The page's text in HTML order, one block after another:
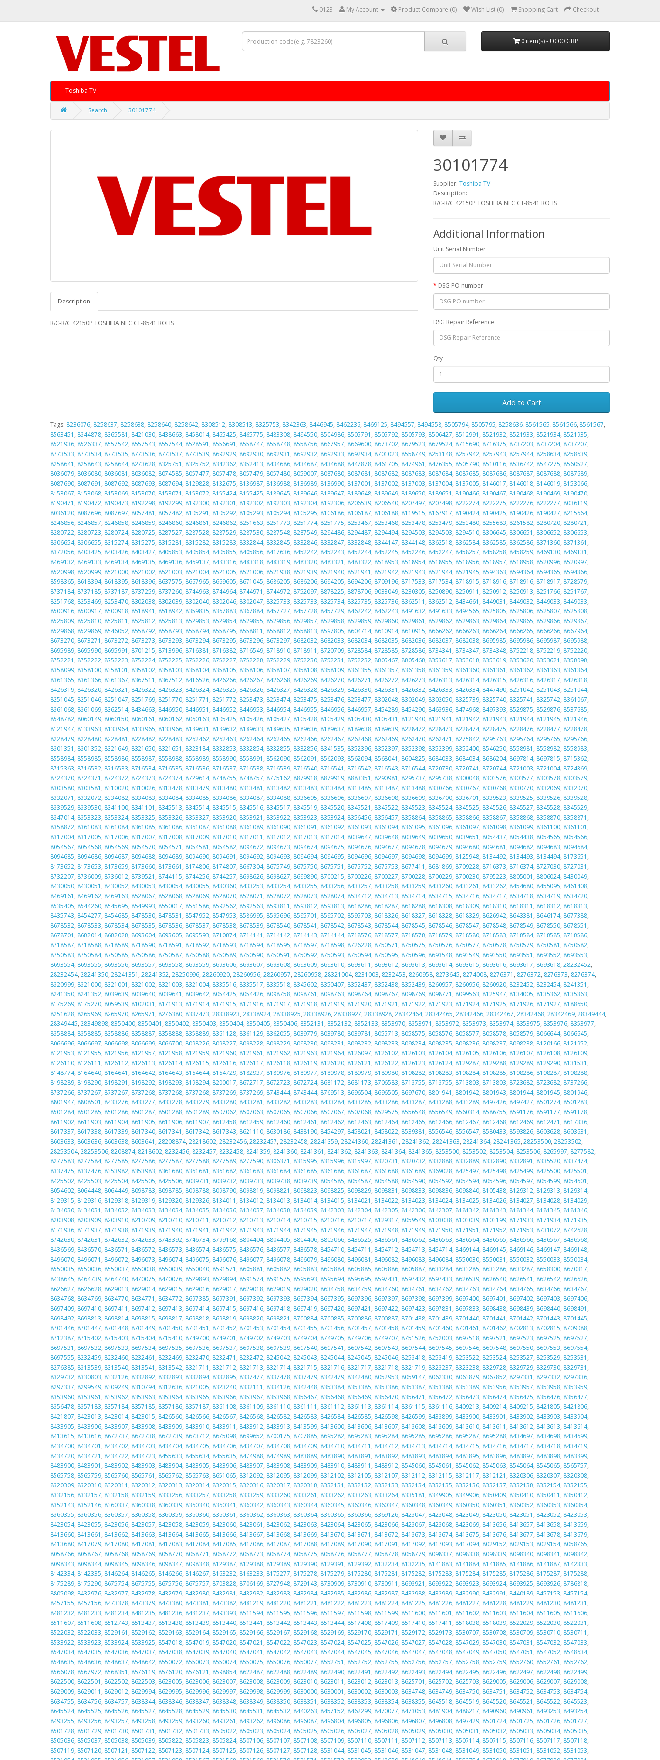
0123 My Account Product Compare (0) Wish List (0) Shopping Cart Checkout
0 item(s) - £0.00 GBP
Toshiba TV
Search 30101774
Description
R/C-R/C 42150P TOSHIBA NEC CT-8541 ROHS
30101774
Supplier: Toshiba TV
Description:
R/C-R/C 42150P TOSHIBA NEC CT-8541 ROHS
Additional Information
Unit Serial Number
DSG PO number
DSG Repair Reference
Qty
Add to Cart
Tags: 8236076, 8258637, 8258638, 8258640, 8258642, 8308512, 8308513, 8325753, 8342363, 8446945, 8462236, 8469125, 8494557, 8494558, 8505794, 8505795, 8258636, 8561565, 8561566, 8561567,
8563451 , 8344878, 8365581 , 8421030, 8438663, 8458014, 8465425, 8465775, 8483308, 8494550, 8504986, 8505791 , 8505792, 8505793, 8506427, 8512991 , 8521932, 8521933, 8521934, 8521935,
8521936, 8526337, 8557542, 8557543, 8557544, 8528591 , 8556691 , 8558747, 8558748, 8558756, 8667957, 8669600, 8673702, 8679523, 8679524, 8715690, 8716375, 8737203, 8737204, 8737207,
8773533, 8773534, 8773535, 8773536, 8773537, 8773539, 8692929, 8692930, 8692931 , 8692932, 8692933, 8692934, 8701023, 8558749, 8253148, 8257942, 8257943, 8257944, 8258634, 8258639,
8258641 , 8258643, 8258644, 8273628, 8325751 , 8325752, 8342362, 8352413, 8434686, 8434687, 8434688, 8447878, 8461705, 8474961 , 8476355, 8505790, 8510116, 8536742, 8547275, 8560527,
8036079, 8036080, 8036081 , 8036082, 8074585, 8057477, 8057478, 8057479, 8057480, 8059007, 8087680, 8087681 , 8087682, 8087683, 8087684, 8087685, 8087686, 8087687, 8087688, 8087689,
8087690, 8087691 , 8087692, 8087693, 8087694, 8129828, 8132675, 8136987, 8136988, 8136989, 8136990, 8137001 , 8137002, 8137003, 8137004, 8137005, 8146017, 8146018, 8146019, 8153066,
8153067, 8153068, 8153069, 8153070, 8153071 , 8153072, 8155424, 8155425, 8189645, 8189646, 8189647, 8189648, 8189649, 8189650, 8189651 , 8190466, 8190467, 8190468, 8190469, 8190470,
8190471 , 8190472, 8190473, 8192298, 8192299, 8192300, 8192301 , 8192302, 8192303, 8192304, 8192306, 8206539, 8206540, 8207497, 8207498, 8222274, 8222275, 8222276, 8222277, 8036119,
8036120, 8087696, 8087697, 8057481 , 8057482, 8105291 , 8105292, 8105293, 8105294, 8105295, 8106186, 8106187, 8106188, 8119515, 8167917, 8190424, 8190425, 8190426, 8190427, 8215664,
8246856, 8246857, 8246858, 8246859, 8246860, 8246861 , 8246862, 8251663, 8251773, 8251774, 8251775, 8253467, 8253468, 8253478, 8253479, 8253480, 8255683, 8261582, 8280720, 8280721 ,
8280722, 8280723, 8280724, 8280725, 8287527, 8287528, 8287529, 8287530, 8287548, 8287549, 8294486, 8294487, 8294494, 8294503, 8294503, 8294510, 8306645, 8306651 , 8306652, 8306653,
8306654, 8306655, 8315274, 8315275, 8315281 , 8315282, 8315283, 8332844, 8332845, 8332846, 8332847, 8332848, 8344147, 8344148, 8362518, 8362584, 8362585, 8362586, 8371360, 8371361 ,
8372056, 8403425, 8403426, 8403427, 8405853, 8405854, 8405855, 8405856, 8417636, 8452242, 8452243, 8452244, 8452245, 8452246, 8452247, 8458257, 8458258, 8458259, 8469130, 8469131 ,
8469132, 8469133, 8469134, 8469135, 8469136, 8469137, 8483316, 8483318, 8483319, 8483320, 8483321 , 8483322, 8518953, 8518954, 8518955, 8518956, 8518957, 8518958, 8520996, 8520997,
8520998, 8520999, 8521000, 8521002, 8521003, 8521004, 8521005, 8521006, 8521938, 8521939, 8521940, 8521941 , 8521942, 8521943, 8521944, 8521945, 8594363, 8594364, 8594365, 8594366,
8598365, 8618394, 8618395, 8618396, 8637575, 8667965, 8669605, 8671045, 8686205, 8686206, 8694205, 8694206, 8709196, 8717533, 8717534, 8718915, 8718916, 8718916, 8718917, 8728579,
8737184, 8737185, 8737187, 8737259, 8737260, 8744963, 8744964, 8744971 , 8744972, 8752097, 8878225, 8878706, 9033049, 8230305, 8250890, 8250911 , 8250912, 8250913, 8251766, 8251767,
8251768, 8253469, 8253470, 8302038, 8302039, 8302040, 8302046, 8302047, 8325733, 8325733, 8325734, 8325735, 8325736, 8362511 , 8362512, 8434661 , 8449031 , 8449032, 8449033, 8449033,
8500916, 8500917, 8500918, 8518941 , 8518942, 8359835, 8367883, 8367884, 8457727, 8457728, 8457729, 8462242, 8462243, 8491632, 8491633, 8494565, 8525805, 8525806, 8525807, 8525808,
8525809, 8525810, 8525811 , 8525812, 8525813, 8529853, 8529854, 8529855, 8529856, 8529857, 8529858, 8529859, 8529860, 8529861 , 8529862, 8529863, 8529864, 8529865, 8529866, 8529867,
8529868, 8529869, 8546052, 8558792, 8558793, 8558794, 8558795, 8558811 , 8558812, 8558813, 8597805, 8604714, 8610914, 8610915, 8666262, 8666263, 8666264, 8666265, 8666266, 8667964,
8673270, 8673271 , 8673272, 8673273, 8673293, 8673294, 8673295, 8673296, 8673297, 8682032, 8682033, 8682034, 8682035, 8682036, 8682037, 8682038, 8695985, 8695986, 8695987, 8695988,
8695989, 8695990, 8695991 , 8701215, 8713996, 8716381 , 8716382, 8716549, 8718910, 8718911 , 8720709, 8728584, 8728585, 8728586, 8734341 , 8734347, 8734348, 8752218, 8752219, 8752220,
8752221 , 8752222, 8752223, 8752224, 8752225, 8752226, 8752227, 8752228, 8752229, 8752230, 8752231 , 8752232, 8805467, 8805468, 8353617, 8353618, 8353619, 8353620, 8353621 , 8358098,
8358099, 8358100, 8358101 , 8358102, 8358103, 8358104, 8358105, 8358106, 8358107, 8358108, 8358109, 8361355, 8361357, 8361358, 8361359, 8361360, 8361361 , 8361362, 8361363, 8361364,
8361365, 8361366, 8361367, 8367511 , 8367512, 8416526, 8426266, 8426267, 8426268, 8426269, 8426270, 8426271 , 8426272, 8426273, 8426313, 8426314, 8426315, 8426316, 8426317, 8426318,
8426319, 8426320, 8426321 , 8426322, 8426323, 8426324, 8426325, 8426326, 8426327, 8426328, 8426329, 8426330, 8426331 , 8426332, 8426333, 8426334, 8447490, 8251042, 8251043, 8251044,
8251045, 8251046, 8251047, 8251769, 8251770, 8251771 , 8251772, 8253473, 8253474, 8253475, 8253476, 8253477, 8302048, 8302049, 8302050, 8325739, 8325740, 8325741 , 8325742, 8361067,
8361068, 8361069, 8362514, 8434663, 8446950, 8446951 , 8446952, 8446953, 8446954, 8446955, 8446956, 8446957, 8454289, 8454290, 8463936, 8474968, 8497393, 8529875, 8529876, 8537685,
8548782, 8060149, 8060150, 8060161 , 8060162, 8060163, 8105425, 8105426, 8105427, 8105428, 8105429, 8105430, 8105431 , 8121940, 8121941 , 8121942, 8121943, 8121944, 8121945, 8121946,
8121947, 8133963, 8133964, 8133965, 8133966, 8189631 , 8189632, 8189633, 8189635, 8189636, 8189637, 8189638, 8189639, 8228472, 8228473, 8228474, 8228475, 8228476, 8228477, 8228478,
8228479, 8228480, 8228481 , 8228482, 8228483, 8262462, 8262463, 8262464, 8262465, 8262466, 8262467, 8262468, 8262469, 8262470, 8262471 , 8275842, 8295763, 8295764, 8295765, 8295766,
8301351 , 8301352, 8321649, 8321650, 8321651 , 8323184, 8332853, 8332854, 8332855, 8332856, 8341535, 8352396, 8352397, 8352398, 8352399, 8352400, 8546250, 8558981 , 8558982, 8558983,
8558984, 8558985, 8558986, 8558987, 8558988, 8558989, 8558990, 8558991 , 8562090, 8562091 , 8562093, 8562094, 8568041 , 8604825, 8684033, 8684034, 8686204, 8697814, 8697815, 8715362,
8715363, 8716532, 8716533, 8716534, 8716535, 8716536, 8716537, 8716538, 8716539, 8716540, 8716541 , 8716542, 8716543, 8716544, 8720730, 8720741 , 8720744, 8721003, 8721004, 8724369,
8724370, 8724371 , 8724372, 8724373, 8724374, 8729614, 8748755, 8748757, 8775162, 8879918, 8879919, 8883351 , 8290981 , 8295737, 8295738, 8300048, 8303576, 8303577, 8303578, 8303579,
8303580, 8303581 , 8310020, 8310026, 8313478, 8313479, 8313480, 8313481 , 8313482, 8313483, 8313484, 8313485, 8313487, 8313488, 8330766, 8330767, 8330768, 8330770, 8332069, 8332070,
8332071 , 8332072, 8334082, 8334083, 8334084, 8334085, 8334086, 8334087, 8334088, 8336695, 8336696, 8336697, 8336698, 8336699, 8336700, 8336701 , 8339523, 8339525, 8339526, 8339528,
8339529, 8339530, 8341100, 8341101 , 8345513, 8345514, 8345515, 8345516, 8345517, 8345519, 8345520, 8345521 , 8345522, 8345523, 8345524, 8345525, 8345526, 8345527, 8345528, 8345529,
8347014, 8353323, 8353324, 8353325, 8353326, 8353327, 8353920, 8353921 , 8353922, 8353923, 8353924, 8356456, 8356457, 8358864, 8358865, 8358866, 8358867, 8358868, 8358870, 8358871 ,
8358872, 8361083, 8361084, 8361085, 8361086, 8361087, 8361088, 8361089, 8361090, 8361091 , 8361092, 8361093, 8361094, 8361095, 8361096, 8361097, 8361098, 8361099, 8361100, 8361101 ,
8317004, 8317005, 8317006, 8317007, 8317008, 8317009, 8317010, 8317011 , 8317012, 8317013, 8317014, 8039647, 8039648, 8039649, 8039650, 8039651 , 8054437, 8054438, 8054565, 8054566,
8054567, 8054568, 8054569, 8054570, 8054571 , 8054581 , 8054582, 8094672, 8094673, 8094674, 8094675, 8094676, 8094677, 8094678, 8094679, 8094680, 8094681 , 8094682, 8094683, 8094684,
8094685, 8094686, 8094687, 8094688, 8094689, 8094690, 8094691 , 8094692, 8094693, 8094694, 8094695, 8094696, 8094697, 8094698, 8094699, 8125948, 8134492, 8134493, 8134494, 8173651 ,
8173652, 8173653, 8173659, 8173660, 8173661 , 8174806, 8174807, 8667304, 8675749, 8675750, 8675751 , 8675752, 8675753, 8677411 , 8681869, 8709228, 8716373, 8716374, 8727030, 8727031 ,
8732207, 8736009, 8736012, 8739521 , 8744115, 8744256, 8744257, 8698626, 8698627, 8699890, 8700215, 8700226, 8700227, 8700228, 8700229, 8700230, 8795223, 8805001 , 8806024, 8430049,
8430050, 8430051 , 8430052, 8430053, 8430054, 8430055, 8430360, 8433253, 8433254, 8433255, 8433256, 8433257, 8433258, 8433259, 8433260, 8433261 , 8433262, 8454680, 8455095, 8461408,
8469161 , 8469162, 8469163, 8528067, 8528068, 8528069, 8528070, 8528071 , 8528072, 8528073, 8528074, 8534712, 8534713, 8534714, 8534715, 8534716, 8534717, 8534718, 8534719, 8534720,
8535405, 8544260, 8545695, 8549993, 8550017, 8561586, 8592562, 8592563, 8593811 , 8593812, 8593813, 8618286, 8618287, 8618288, 8618308, 8618309, 8618310, 8618311 , 8618312, 8618313,
8435743, 8454277, 8454685, 8478530, 8478531 , 8547952, 8547953, 8586995, 8595696, 8595701 , 8595702, 8595703, 8618326, 8618327, 8618328, 8618329, 8626942, 8643381 , 8646174, 8677388,
8678532, 8678533, 8678534, 8678535, 8678536, 8678537, 8678538, 8678539, 8678540, 8678541 , 8678542, 8678543, 8678544, 8678545, 8678546, 8678547, 8678548, 8678549, 8678550, 8678551 ,
8678701 , 8682014, 8682028, 8693604, 8693605, 8695593, 8710874, 8714141 , 8714142, 8714143, 8714144, 8718576, 8718577, 8718578, 8718579, 8718580, 8718583, 8718584, 8718585, 8718586,
8718587, 8718588, 8718589, 8718590, 8718591 , 8718592, 8718593, 8718594, 8718595, 8718597, 8718598, 8726228, 8750571 , 8750575, 8750576, 8750577, 8750578, 8750579, 8750581 , 8750582,
8750583, 8750584, 8750585, 8750586, 8750587, 8750588, 8750589, 8750590, 8750591 , 8750592, 8750593, 8750594, 8750595, 8750596, 8693548, 8693549, 8693550, 8693551 , 8693552, 8693553,
8693554, 8693555, 8693556, 8693557, 8693558, 8693559, 8693606, 8693607, 8693608, 8693609, 8693610, 8693611 , 8693612, 8693613, 8693614, 8693615, 8693616, 8693617, 8693618, 28232452,
28232454, 28241350, 28241351 , 28241352, 28250996, 28260920, 28260956, 28260957, 28260958, 28321004, 8231003, 8232453, 8260958, 8273645, 8274008, 8276371 , 8276372, 8276373, 8276374,
8320999, 8321000, 8321001 , 8321002, 8321003, 8321004, 8335516, 8335517, 8335518, 8345602, 8350407, 8352437, 8352438, 8352439, 8260957, 8260956, 8260920, 8232452, 8232454, 8241351 ,
8241350, 8241352, 8039639, 8039640, 8039641 , 8039642, 8054425, 8054426, 8098758, 8098761 , 8098763, 8098764, 8098767, 8098769, 8098771 , 8099563, 8125947, 8134005, 8135362, 8135363,
8175269, 8175270, 8059539, 8102031 , 8171913, 8171914, 8171915, 8171916, 8171917, 8171918, 8171919, 8171920, 8171921 , 8171922, 8171923, 8171924, 8171925, 8171926, 8171927, 8188650,
8251628, 8265969, 8265970, 8265971 , 8276380, 8337473, 28338923, 28338924, 28338925, 28338926, 28338927, 28338928, 28342464, 28342465, 28342466, 28342467, 28342468, 28342469, 28349444,
28349445, 28349898, 8350400, 8350401 , 8350402, 8350403, 8350404, 8350405, 8350406, 8352131 , 8352132, 8352133, 8353970, 8353971 , 8353972, 8353973, 8353974, 8353975, 8353976, 8353977,
8358884, 8358885, 8358886, 8358887, 8358888, 8358889, 8361128, 8361129, 8362055, 8039779, 8039780, 8039781 , 8055713, 8058575, 8058576, 8058577, 8058578, 8058579, 8066644, 8066645,
8066696, 8066697, 8066698, 8066699, 8066700, 8098226, 8098227, 8098228, 8098229, 8098230, 8098231 , 8098232, 8098233, 8098234, 8098235, 8098236, 8098237, 8098238, 8120166, 8121952,
8121953, 8121955, 8121956, 8121957, 8121958, 8121959, 8121960, 8121961 , 8121962, 8121963, 8121964, 8126097, 8126102, 8126103, 8126104, 8126105, 8126106, 8126107, 8126108, 8126109,
8126110, 8126111 , 8126112, 8126113, 8126114, 8126115, 8126116, 8126117, 8126118, 8126119, 8126120, 8126121 , 8126122, 8126123, 8126124, 8129287, 8129288, 8129289, 8129290, 8131531 ,
8148774, 8164640, 8164641 , 8164642, 8164643, 8164644, 8164729, 8182937, 8189976, 8189977, 8189978, 8189979, 8189980, 8198282, 8198283, 8198284, 8198285, 8198286, 8198287, 8198288,
8198289, 8198290, 8198291 , 8198292, 8198293, 8198294, 8200017, 8672717, 8672723, 8672724, 8681172, 8681173, 8706583, 8713755, 8713755, 8713803, 8713803, 8723682, 8723682, 8737266,
8737266, 8737267, 8737267, 8737268, 8737268, 8737268, 8737269, 8737269, 8743444, 8743444, 8769513, 8696504, 8696505, 8697670, 8801941 , 8801942, 8801943, 8801944, 8801945, 8801946,
8801947, 8808501 , 8433276, 8433277, 8433278, 8433279, 8433280, 8433281 , 8433282, 8433283, 8433284, 8433285, 8433286, 8433287, 8433288, 8433289, 8497426, 8497427, 8501274, 8501283,
8501284, 8501285, 8501286, 8501287, 8501288, 8501289, 8507062, 8507063, 8507065, 8507066, 8507067, 8507068, 8529575, 8556548, 8556549, 8560314, 8586755, 8591176, 8591177, 8591178,
8611902, 8611903, 8611904, 8611905, 8611906, 8611907, 8612458, 8612459, 8612460, 8612461 , 8612462, 8612463, 8612464, 8612465, 8612466, 8612467, 8612468, 8612469, 8612471 , 8617336,
8617337, 8617338, 8617339, 8617340, 8617341 , 8617342, 8617343, 8621110, 8630186, 8438190, 8454297, 8458021 , 8458022, 8539381 , 8556546, 8556547, 8580433, 8593826, 8603628, 8603631 ,
8603633, 8603636, 8603638, 8603641 , 28208874, 28218602, 28232456, 28232457, 28232458, 28241359, 28241360, 28241361 , 28241362, 28241363, 28241364, 28241365, 28253500, 28253502,
28253504, 28253506, 8208874, 8218602, 8232456, 8232457, 8232458, 8241359, 8241360, 8241361 , 8241362, 8241363, 8241364, 8241365, 8253500, 8253502, 8253504, 8253506, 8265997, 8277582,
8277583, 8277584, 8277585, 8277586, 8277587, 8277588, 8277589, 8277590, 8306371 , 8315995, 8315996, 8315997, 8320731 , 8320732, 8332888, 8332889, 8332890, 8332891 , 8335520, 8337474,
8337475, 8337476, 8353982, 8353983, 8361680, 8361681 , 8361682, 8361683, 8361684, 8361685, 8361686, 8361687, 8361688, 8361689, 8369028, 8425497, 8425498, 8425499, 8425500, 8425501 ,
8425502, 8425503, 8425504, 8425505, 8425506, 8039731 , 8039732, 8039733, 8039738, 8039739, 8054585, 8054587, 8054588, 8054590, 8054592, 8054594, 8054596, 8054597, 8054599, 8054601 ,
8054602, 8064448, 8064449, 8098783, 8098785, 8098788, 8098790, 8098819, 8098821 , 8098823, 8098825, 8098829, 8098831 , 8098833, 8098836, 8098840, 8105438, 8129312, 8129313, 8129314,
8129315, 8129316, 8129318, 8129319, 8129320, 8129326, 8134011 , 8134012, 8134013, 8134014, 8134015, 8134021 , 8134022, 8134023, 8134024, 8134025, 8134026, 8134027, 8134028, 8134029,
8134030, 8134031 , 8134032, 8134033, 8134034, 8134035, 8134036, 8134037, 8134038, 8134039, 8142303, 8142304, 8142305, 8142306, 8142307, 8181342, 8181343, 8181344, 8181345, 8181346,
8203908, 8203909, 8203910, 8210709, 8210710, 8210711 , 8210712, 8210713, 8210714, 8210715, 8210716, 8210717, 8129317, 8059549, 8103038, 8103039, 8103199, 8171933, 8171934, 8171935,
8171936, 8171937, 8171938, 8171939, 8171940, 8171941 , 8171942, 8171943, 8171944, 8171945, 8171946, 8171947, 8171948, 8171949, 8171950, 8171951 , 8171952, 8171953, 8731072, 8742628,
8742630, 8742631 , 8742632, 8742633, 8743392, 8746734, 8799168, 8804404, 8804405, 8804406, 8805066, 8436525, 8436561 , 8436562, 8436563, 8436564, 8436565, 8436566, 8436567, 8436568,
8436569, 8436570, 8436571 , 8436572, 8436573, 8436574, 8436575, 8436576, 8436577, 8436578, 8454710, 8454711 , 8454712, 8454713, 8454714, 8469144, 8469145, 8469146, 8469147, 8469148,
8496070, 8496071 , 8496072, 8496073, 8496074, 8496075, 8496076, 8496077, 8496078, 8496079, 8496080, 8496081 , 8496082, 8496083, 8496084, 8550030, 8550031 , 8550032, 8550033, 8550034,
8550035, 8550036, 8550037, 8550038, 8550039, 8550040, 8591571 , 8605881 , 8605882, 8605883, 8605884, 8605885, 8605886, 8605887, 8633284, 8633285, 8633286, 8633287, 8658300, 8670317,
8438645, 8464739, 8464740, 8470075, 8470076, 8529893, 8529894, 8591574, 8591575, 8595693, 8595694, 8595695, 8597431 , 8597432, 8597433, 8626539, 8626540, 8626541 , 8626542, 8626626,
8626627, 8626628, 8629013, 8629014, 8629015, 8629016, 8629017, 8629018, 8629019, 8629020, 8634758, 8634759, 8634760, 8634761 , 8634762, 8634763, 8634764, 8634765, 8634766, 8634767,
8634768, 8634769, 8634770, 8634771 , 8634772, 8697385, 8697391 , 8697392, 8697393, 8697394, 8697395, 8697396, 8697397, 8697398, 8697399, 8697400, 8697401 , 8697402, 8697403, 8697406,
8697409, 8697410, 8697411 , 8697412, 8697413, 8697414, 8697415, 8697416, 8697418, 8697419, 8697420, 8697421 , 8697422, 8697423, 8697831 , 8697833, 8698438, 8698439, 8698440, 8698491 ,
8698492, 8698813, 8698814, 8698815, 8698817, 8698818, 8698819, 8698820, 8698821 , 8700884, 8700885, 8700886, 8700887, 8701438, 8701439, 8701440, 8701441 , 8701442, 8701443, 8701445,
8701446, 8701447, 8701448, 8701449, 8701450, 8701451 , 8701452, 8701453, 8701454, 8701455, 8701456, 8701457, 8701458, 8701459, 8701460, 8701461 , 8701462, 8702813, 8702815, 8709088,
8712387, 8715402, 8715403, 8715404, 8715410, 8749700, 8749701 , 8749702, 8749703, 8749704, 8749705, 8749706, 8749707, 8751526, 8752003, 8697518, 8697521 , 8697523, 8697525, 8697527,
8697531 , 8697532, 8697533, 8697534, 8697535, 8697536, 8697537, 8697538, 8697539, 8697540, 8697541 , 8697542, 8697543, 8697544, 8697545, 8697546, 8697548, 8697550, 8697553, 8697554,
8697555, 8232459, 8232460, 8232461 , 8232469, 8232470, 8232471 , 8232472, 8245042, 8245043, 8245044, 8245045, 8245046, 8253418, 8253419, 8253522, 8253524, 8253527, 8253529, 8253531 ,
8276385, 8313539, 8313540, 8313541 , 8313542, 8321711 , 8321712, 8321713, 8321714, 8321715, 8321716, 8321717, 8321718, 8321719, 8323237, 8323238, 8329728, 8329729, 8329730, 8329731 ,
8329732, 8330803, 8332126, 8332892, 8332893, 8332894, 8332895, 8337477, 8337478, 8337479, 8342479, 8342480, 8052953, 8059147, 8062330, 8063879, 8067852, 8297331 , 8297332, 8297336,
8297337, 8299549, 8309249, 8310794, 8312636, 8321005, 8323240, 8332111 , 8334126, 8342448, 8353384, 8353385, 8353386, 8353387, 8353388, 8353389, 8353956, 8353957, 8353958, 8353959,
8353960, 8353961 , 8353962, 8353963, 8353964, 8353965, 8353966, 8353967, 8353968, 8356467, 8356468, 8356469, 8356470, 8356471 , 8356472, 8356473, 8356474, 8356475, 8356476, 8356477,
8356478, 8357183, 8357184, 8357185, 8357186, 8357187, 8361108, 8361109, 8361110, 8361111 , 8361112, 8361113, 8361114, 8361115, 8361116, 8409213, 8409214, 8409215, 8421805, 8421806,
8421807, 8423013, 8423014, 8423015, 8426560, 8426566, 8426567, 8426568, 8426582, 8426583, 8426584, 8426585, 8426598, 8426599, 8433899, 8433900, 8433901 , 8433902, 8433903, 8433904,
8433905, 8433906, 8433907, 8433908, 8433909, 8433910, 8433911 , 8433912, 8433913, 8413599, 8413600, 8413606, 8413607, 8413608, 8413609, 8413610, 8413611 , 8413612, 8413613, 8413614,
8413615, 8413616, 8672737, 8672738, 8672739, 8673712, 8675098, 8699652, 8700175, 8707885, 8695282, 8695283, 8695284, 8695285, 8695286, 8695287, 8695288, 8434697, 8434698, 8434699,
8434700, 8434701 , 8434702, 8434703, 8434704, 8434705, 8434706, 8434707, 8434708, 8434709, 8434710, 8434711 , 8434712, 8434713, 8434714, 8434715, 8434716, 8434717, 8434718, 8434719,
8434720, 8434721 , 8434722, 8434723, 8455633, 8455634, 8455635, 8474988, 8474989, 8483889, 8483890, 8483891 , 8483892, 8483893, 8483894, 8483895, 8483896, 8483897, 8483898, 8483899,
8483900, 8483901 , 8483902, 8483903, 8483904, 8483905, 8483906, 8483907, 8483908, 8483909, 8483910, 8483911 , 8483912, 8545060, 8545061 , 8545062, 8545063, 8545064, 8545065, 8565757,
8565758, 8565759, 8565760, 8565761 , 8565762, 8565763, 8651065, 8312092, 8312095, 8312099, 8312102, 8312105, 8312107, 8312112, 8312115, 8312117, 8312121 , 8320306, 8320307, 8320308,
8320309, 8320310, 8320311 , 8320312, 8320313, 8320314, 8320315, 8320316, 8320317, 8320318, 8332131 , 8332132, 8332133, 8332134, 8332135, 8332136, 8332137, 8332138, 8332154, 8332155,
8332156, 8332157, 8332158, 8332159, 8333256, 8333257, 8333258, 8333259, 8333260, 8333261 , 8333262, 8333263, 8333264, 8335181 , 8349905, 8349906, 8350409, 8350410, 8350411 , 8350412,
8352143, 8352146, 8360337, 8360338, 8360339, 8360340, 8360341 , 8360342, 8360343, 8360344, 8360345, 8360346, 8360347, 8360348, 8360349, 8360350, 8360351 , 8360352, 8360353, 8360354,
8360355, 8360356, 8360357, 8360358, 8360359, 8360360, 8360361 , 8360362, 8360363, 8360364, 8360365, 8360366, 8369126, 8423047, 8423048, 8423049, 8423050, 8423051 , 8423052, 8423053,
8423054, 8423055, 8423056, 8423057, 8423058, 8423059, 8423060, 8423061 , 8423062, 8423063, 8423064, 8423065, 8423066, 8423067, 8423068, 8423069, 8413656, 8413657, 8413658, 8413659,
8413660, 8413661 , 8413662, 8413663, 8413664, 8413665, 8413666, 8413667, 8413668, 8413669, 8413670, 8413671 , 8413672, 8413673, 8413674, 8413675, 8413676, 8413677, 8413678, 8413679,
8413680, 8417079, 8417080, 8417081 , 8417083, 8417084, 8417085, 8417086, 8417087, 8417088, 8417089, 8417090, 8417091 , 8417092, 8417093, 8417094, 8029152, 8029153, 8029154, 8058765,
8058766, 8058767, 8058768, 8058769, 8058770, 8058771 , 8058772, 8058773, 8058774, 8058775, 8058776, 8058777, 8058778, 8058779, 8098337, 8098338, 8098339, 8098340, 8098341 , 8098342,
8098343, 8098344, 8098345, 8098346, 8098347, 8098348, 8129387, 8129388, 8129389, 8129390, 8129391 , 8129392, 8132234, 8132235, 8141883, 8141884, 8141885, 8141886, 8141887, 8142333,
8142334, 8142335, 8146264, 8146265, 8146266, 8146267, 8163232, 8163233, 8175277, 8175278, 8175279, 8175280, 8175281 , 8175282, 8175283, 8175284, 8175285, 8175286, 8175287, 8175288,
8175289, 8175290, 8675754, 8675755, 8675756, 8675757, 8703828, 8706169, 8727948, 8729143, 8730909, 8730910, 8730911 , 8693921 , 8693922, 8693923, 8693924, 8693925, 8693926, 8786818,
8805098, 8432976, 8432977, 8432978, 8432979, 8432980, 8432981 , 8432982, 8432983, 8432984, 8432985, 8432986, 8432987, 8432988, 8432989, 8432990, 8432991 , 8440189, 8457153, 8457154,
8457155, 8457156, 8473378, 8473379, 8473380, 8473381 , 8473382, 8481219, 8481220, 8481221 , 8481222, 8481223, 8481224, 8481225, 8481226, 8481227, 8481228, 8481229, 8481230, 8481231 ,
8481232, 8481233, 8481234, 8481235, 8481236, 8481237, 8493393, 8511594, 8511595, 8511596, 8511597, 8511598, 8511599, 8511600, 8511601 , 8511602, 8511603, 8511604, 8511605, 8511606,
8511607, 8511608, 8512743, 8513437, 8513438, 8513439, 8513440, 8513441 , 8513442, 8513443, 8513444, 8517408, 8517409, 8517410, 8517411 , 8518038, 8518039, 8522029, 8522030, 8522031 ,
8522032, 8522033, 8529161 , 8529162, 8529163, 8529164, 8529165, 8529166, 8529167, 8529168, 8529169, 8529170, 8529171 , 8529172, 8529173, 8530707, 8530708, 8530709, 8530710, 8530711 ,
8533922, 8533923, 8533924, 8533925, 8547018, 8547019, 8547020, 8547021 , 8547022, 8547023, 8547024, 8547025, 8547026, 8547027, 8547028, 8547029, 8547030, 8547031 , 8547032, 8547033,
8547034, 8547035, 8547036, 8547037, 8547038, 8547039, 8547040, 8547041 , 8547042, 8547043, 8547044, 8547045, 8547046, 8547047, 8547048, 8547049, 8547050, 8547051 , 8547052, 8548634,
8548635, 8548636, 8548637, 8548642, 8550072, 8550073, 8550074, 8550075, 8550076, 8550077, 8552751 , 8552752, 8552755, 8552756, 8552757, 8552758, 8552759, 8552760, 8552761 , 8552762,
8566078, 8567972, 8568351 , 8576119, 8576120, 8576121 , 8598854, 8622487, 8622488, 8622489, 8622490, 8622491 , 8622492, 8622493, 8622494, 8622495, 8622496, 8622497, 8622498, 8622499,
8622500, 8622501 , 8622502, 8622503, 8623005, 8623006, 8623007, 8623008, 8623009, 8623010, 8623011 , 8623012, 8623013, 8625701 , 8625702, 8625703, 8629005, 8629006, 8629007, 8629008,
8629009, 8629011 , 8629012, 8629994, 8629995, 8629996, 8629997, 8629998, 8629999, 8630000, 8630001 , 8630002, 8630003, 8634748, 8634749, 8634750, 8634751 , 8634752, 8634753, 8634754,
8634755, 8634756, 8634757, 8638344, 8638346, 8638347, 8638348, 8638349, 8638350, 8638351 , 8638352, 8638353, 8638354, 8638355, 8645518, 8645519, 8645520, 8645521 , 8645522, 8645523,
8645524, 8645525, 8645526, 8645527, 8645528, 8645529, 8645530, 8645531 , 8645532, 8440263, 8457152, 8462299, 8470077, 8473053, 8481904, 8488217, 8490960, 8490961 , 8493253, 8493254,
8493255, 8493256, 8493257, 8493258, 8493259, 8493260, 8493261 , 8493262, 8496086, 8496087, 8496804, 8496805, 8496806, 8496807, 8496808, 8497429, 8501724, 8501725, 8501726, 8501727,
8501728, 8501729, 8501730, 8501731 , 8501732, 8501733, 8505022, 8505023, 8505024, 8505025, 8505026, 8505027, 8505028, 8505029, 8505030, 8505031 , 8505032, 8505033, 8505034, 8505035,
8505036, 8505037, 8505038, 8505039, 8505822, 8505823, 8505824, 8507106, 8507107, 8507108, 8507109, 8507110, 8507111 , 8507112, 8507113, 8507114, 8507115, 8507116, 8507117, 8507118,
8507119, 8507120, 8507121 , 8507122, 8507123, 8507124, 8507125, 8507126, 8507127, 8507128, 8531044, 8531045, 8531046, 8531047, 8531048, 8531049, 8531050, 8531051 , 8531052, 8531053,